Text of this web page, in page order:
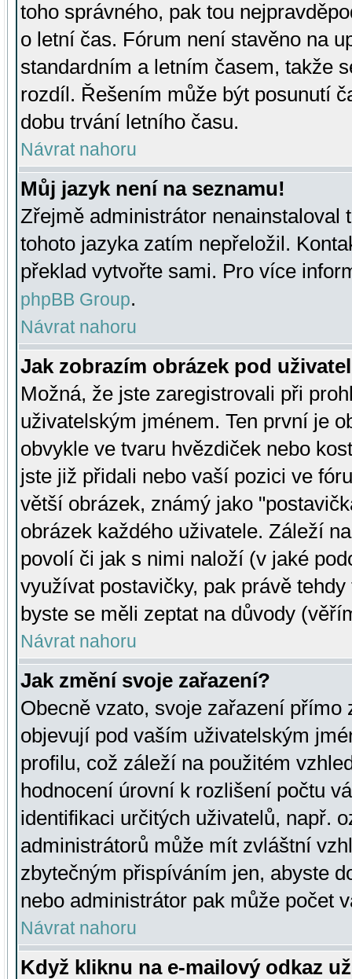
toho správného, pak tou
o letní čas. Fórum není stavěno na
standardním a letním časem, takže
rozdíl. Řešením může být posunutí
dobu trvání letního času.
Návrat nahoru
Můj jazyk není na seznamu!
Zřejmě administrátor nenainstaloval
tohoto jazyka zatím nepřeložil.
překlad vytvořte sami. Pro více
phpBB Group.
Návrat nahoru
Jak zobrazím obrázek pod
Možná, že jste zaregistrovali při
uživatelským jménem. Ten první je
obvykle ve tvaru hvězdiček nebo
jste již přidali nebo vaší pozici ve
větší obrázek, známý jako
obrázek každého uživatele. Záleží
povolí či jak s nimi naloží (v jaké
využívat postavičky, pak právě
byste se měli zeptat na důvody
Návrat nahoru
Jak změní svoje zařazení?
Obecně vzato, svoje zařazení přímo
objevují pod vaším uživatelským
profilu, což záleží na použitém
hodnocení úrovní k rozlišení počtu
identifikaci určitých uživatelů, např.
administrátorů může mít zvláštní
zbytečným přispíváním jen, abyste
nebo administrátor pak může počet
Návrat nahoru
Když kliknu na e-mailový odkaz